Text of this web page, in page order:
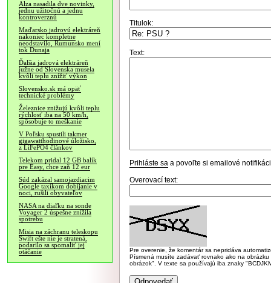
Alza nasadila dve novinky,
jednu užitočnú a jednu
kontroverznú
Maďarsko jadrovú elektráreň
nakoniec kompletne
neodstavilo, Rumunsko mení
tok Dunaja
Ďalšia jadrová elektráreň
južne od Slovenska musela
kvôli teplu znížiť výkon
Slovensko.sk má opäť
technické problémy
Železnice znižujú kvôli teplu
rýchlosť iba na 50 km/h,
spôsobuje to meškanie
V Poľsku spustili takmer
gigawatthodinové úložisko,
z LiFePO4 článkov
Telekom pridal 12 GB balík
pre Easy, chce zaň 12 eur
Súd zakázal samojazdiacim
Google taxíkom dobíjanie v
noci, rušili obyvateľov
NASA na diaľku na sonde
Voyager 2 úspešne znížila
spotrebu
Misia na záchranu teleskopu
Swift ešte nie je stratená,
podarilo sa spomaliť jej
otáčanie
Titulok:
Text:
Prihláste sa a povoľte si emailové
Overovací text:
Pre overenie, že komentár sa nepridáva
Písmená musíte zadávať rovnako ako na
obrázok". V texte sa používajú iba znaky